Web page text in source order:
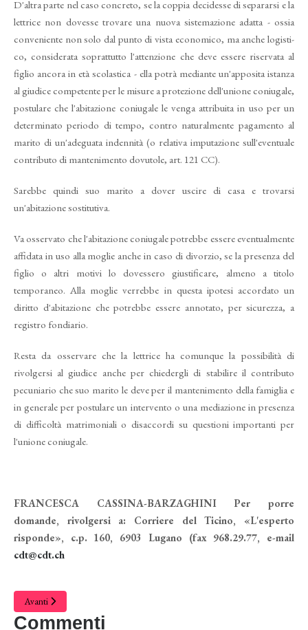
D'altra parte nel caso concreto, se la coppia decidesse di separarsi e la
lettrice non dovesse tro­vare una nuova sistemazione adatta - ossia
conveniente non solo dal punto di vista economico, ma anche logisti­
co, considerata soprattutto l'attenzio­ne che deve essere riservata al
figlio ancora in età scolastica - ella potrà mediante un'apposita istanza
al giu­dice competente per le misure a prote­zione dell'unione coniugale,
postulare che l'abitazione coniugale le venga at­tribuita in uso per un
determinato pe­riodo di tempo, contro naturalmente pagamento al
marito di un'adeguata indennità (o relativa imputazione sull'eventuale
contributo di manteni­mento dovutole, art. 121 CC).
Sarebbe quindi suo marito a dover uscire di casa e trovarsi
un'abitazione sostituti­va.
Va osservato che l'abitazione co­niugale potrebbe essere eventualmente
affidata in uso alla moglie anche in caso di divorzio, se la presenza del
fi­glio o altri motivi lo dovessero giustifi­care, almeno a titolo
temporaneo. Alla moglie verrebbe in questa ipotesi ac­cordato un
diritto d'abitazione che po­trebbe essere annotato, per sicurezza, a
registro fondiario.
Resta da osserva­re che la lettrice ha comunque la pos­sibilità di
rivolgersi al giudice anche per chiedergli di stabilire il contributo
pecuniario che suo marito le deve per il mantenimento della famiglia e
in generale per postulare un intervento o una mediazione in presenza
di diffi­coltà matrimoniali o disaccordi su questioni importanti per
l'unione co­niugale.
FRANCESCA CASSINA-BARZAGHINIPer porre
domande, rivolgersi a: Corriere del Ticino, «L'esperto
risponde», c.p. 160, 6903 Lugano (fax 968.29.77, e-mail
cdt@cdt.ch
Avanti
Commenti